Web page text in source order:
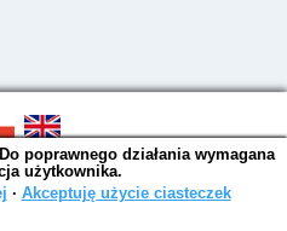
6.11.10 (2026-07-24)
w 0,0054 s.
poprawnego działania wymagana
użytkownika.
∙ Akceptuję użycie ciasteczek